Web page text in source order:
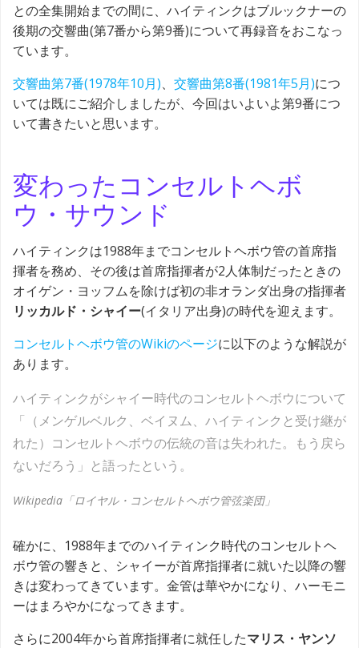
との全集開始までの間に、ハイティンクはブルックナーの
後期の交響曲(第7番から第9番)について再録音をおこなっ
ています。
交響曲第7番(1978年10月)、 交響曲第8番(1981年5月)につ
いては既にご紹介しましたが、今回はいよいよ第9番につ
いて書きたいと思います。
変わったコンセルトヘボ
ウ・サウンド
ハイティンクは1988年までコンセルトヘボウ管の首席指
揮者を務め、その後は首席指揮者が2人体制だったときの
オイゲン・ヨッフムを除けば初の非オランダ出身の指揮者
リッカルド・シャイー(イタリア出身)の時代を迎えます。
コンセルトヘボウ管のWikiのページに以下のような解説が
あります。
ハイティンクがシャイー時代のコンセルトヘボウについて
「（メンゲルベルク、ベイヌム、ハイティンクと受け継が
れた）コンセルトヘボウの伝統の音は失われた。もう戻ら
ないだろう」と語ったという。
Wikipedia「ロイヤル・コンセルトヘボウ管弦楽団」
確かに、1988年までのハイティンク時代のコンセルトヘ
ボウ管の響きと、シャイーが首席指揮者に就いた以降の響
きは変わってきています。金管は華やかになり、ハーモニ
ーはまろやかになってきます。
さらに2004年から首席指揮者に就任したマリス・ヤンソ